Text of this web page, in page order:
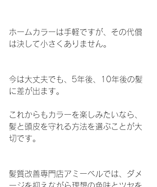
ホームカラーは手軽ですが、その代償
は決して小さくありません。
今は大丈夫でも、5年後、10年後の髪
に差が出ます。
これからもカラーを楽しみたいなら、
髪と頭皮を守れる方法を選ぶことが大
切です。
髪質改善専門店アミーベルでは、ダメ